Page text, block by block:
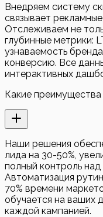
Внедряем систему
связывает
Отслеживаем не
глубинные метрики:
узнаваемость
конверсию. Все
интерактивных
Какие
Наши решения
лида на 30-50%,
полный контроль
Автоматизация
70% времени
обучается на ваших
каждой кампанией.